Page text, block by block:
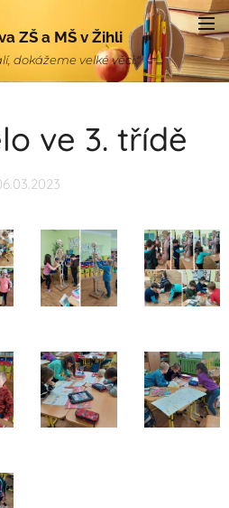
ZŠ a MŠ v Žihli
dokážeme velké věci."
ve 3. třídě